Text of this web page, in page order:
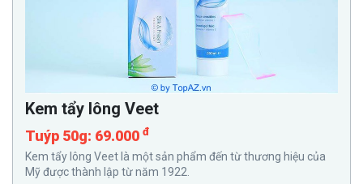
Kem tẩy lông Veet
Tuýp 50g: 69.000 đ
Kem tẩy lông Veet là một sản phẩm đến từ thương hiệu của
Mỹ được thành lập từ năm 1922.